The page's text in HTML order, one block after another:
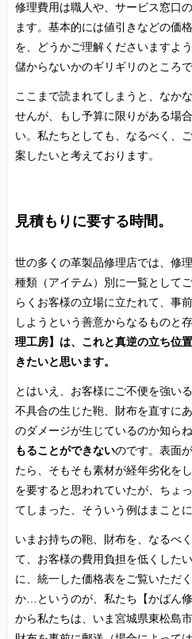
修理費用は職人や、サービス窓口
ます。基本的には値引きなどの価
を、どうかご理解くださいますよ
儲からないかのギリギリのところで
ここまで読まれてしまうと、なか
せんが、もし予算に限りがある場
い。私たちとしても、なるべく、
案したいと考えております。
見積もりに要する時間。
世の多くの革製品修理店では、修
種類（アイテム）別に一覧として
らくお客様の立場に立たれて、事
しようという善意からなるものと存
理工房】は、これと真逆の立ち位
きたいと思います。
とはいえ、お客様にご不便を強い
不具合の生じた鞄、財布を直すに
のダメージが生じているのか知らね
もることができないのです。表面
たら、そもそも素材が経年劣化を
を要すると思われていたが、ちょ
てしまった、そういう例はまこと
いまお持ちの鞄、財布を、なるべく
て、お客様の費用負担を低くした
に、統一した価格表をご覧いただ
か…というのが、私たち【かばん
から私たちは、いま宮城県東松島